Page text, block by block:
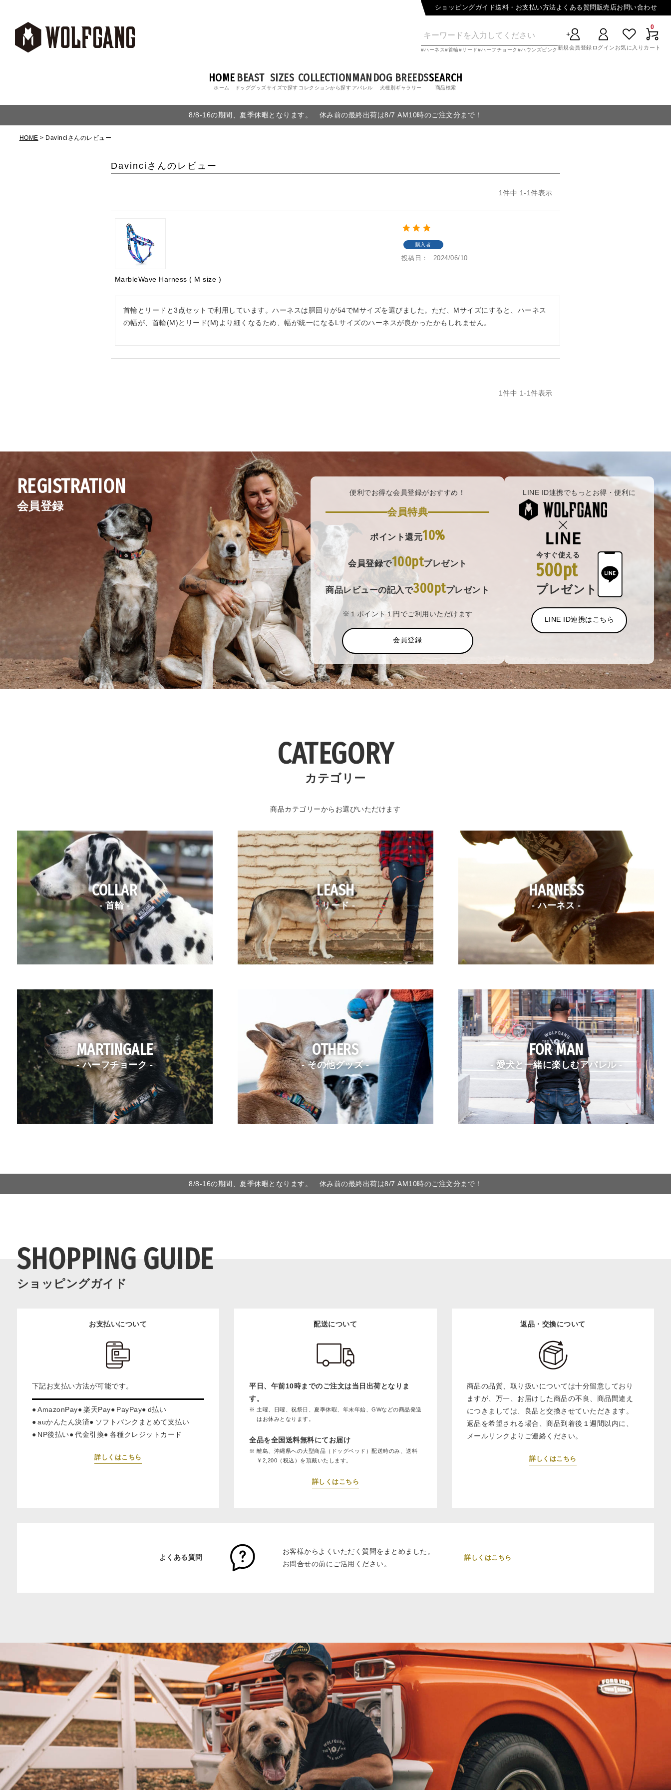
ショッピングガイド送料・お支払い方法よくある質問販売店お問い合わせ
ハーネス 首輪 リード ハーフチョーク ハウンズピンク 新規会員登録 ログイン お気に入り
0
カート
HOME
ホーム
BEAST
ドッググッズ
SIZES
サイズで探す
COLLECTION
コレクションから探す
MAN
アパレル
DOG BREEDS
犬種別ギャラリー
SEARCH
商品検索
8/8-16の期間、夏季休暇となります。 休み前の最終出荷は8/7 AM10時のご注文分まで！
HOME Davinciさんのレビュー
Davinciさんのレビュー
1件中 1-1件表示
MarbleWave Harness ( M size )
購入者
投稿日 2024/06/10
首輪とリードと3点セットで利用しています。ハーネスは胴回りが54でMサイズを選びました。ただ、Mサイズにすると、ハーネス
の幅が、首輪(M)とリード(M)より細くなるため、幅が統一になるLサイズのハーネスが良かったかもしれません。
1件中 1-1件表示
REGISTRATION
会員登録
便利でお得な会員登録がおすすめ！
会員特典
ポイント還元10%
会員登録で100ptプレゼント
商品レビューの記入で300ptプレゼント
※１ポイント１円でご利用いただけます
会員登録
LINE ID連携でもっとお得・便利に
今すぐ使える
500pt
プレゼント
LINE ID連携はこちら
CATEGORY
カテゴリー
商品カテゴリーからお選びいただけます
COLLAR
- 首輪 -
LEASH
- リード -
HARNESS
- ハーネス -
MARTINGALE
- ハーフチョーク -
OTHERS
- その他グッズ -
FOR MAN
- 愛犬と一緒に楽しむアパレル -
8/8-16の期間、夏季休暇となります。 休み前の最終出荷は8/7 AM10時のご注文分まで！
SHOPPING GUIDE
ショッピングガイド
お支払いについて
下記お支払い方法が可能です。
AmazonPay 楽天Pay PayPay
d払い
auかんたん決済
ソフトバンクまとめて支払い
NP後払い
代金引換 各種クレジットカード
詳しくはこちら
配送について
平日、午前10時までのご注文は当日出荷となりま
す。
土曜、日曜、祝祭日、夏季休暇、年末年始、GWなどの商品発送
はお休みとなります。
全品を全国送料無料にてお届け
離島、沖縄県への大型商品（ドッグベッド）配送時のみ、送料
￥2,200（税込）を頂戴いたします。
詳しくはこちら
返品・交換について
商品の品質、取り扱いについては十分留意しており
ますが、万一、お届けした商品の不良、商品間違え
につきましては、良品と交換させていただきます。
返品を希望される場合、商品到着後１週間以内に、
メールリンクよりご連絡ください。
詳しくはこちら
よくある質問
お客様からよくいただく質問をまとめました。
お問合せの前にご活用ください。
詳しくはこちら